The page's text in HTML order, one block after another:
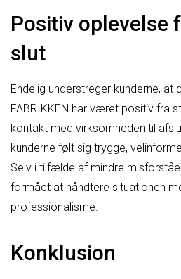
Positiv oplevelse
slut
Endelig understreger kunderne, at
FABRIKKEN har været positiv fra
kontakt med virksomheden til
kunderne følt sig trygge,
Selv i tilfælde af mindre
formået at håndtere situationen
professionalisme.
Konklusion